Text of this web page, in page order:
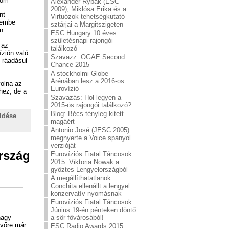
való
az
de a
már
2009), Miklósa Erika és a
Virtuózok tehetségkutató
sztárjai a Margitszigeten
ESC Hungary 10 éves
születésnapi rajongói
találkozó
Szavazz: OGAE Second
Chance 2015
A stockholmi Globe
Arénában lesz a 2016-os
Eurovízió
Szavazás: Hol legyen a
2015-ös rajongói találkozó?
Blog: Bécs tényleg kitett
magáért
Antonio José (JESC 2005)
megnyerte a Voice spanyol
verzióját
Eurovíziós Fiatal Táncosok
2015: Viktoria Nowak a
győztes Lengyelországból
A megállíthatatlanok:
Conchita ellenállt a lengyel
konzervatív nyomásnak
Eurovíziós Fiatal Táncosok:
Június 19-én pénteken döntő
a sör fővárosából!
ESC Radio Awards 2015: